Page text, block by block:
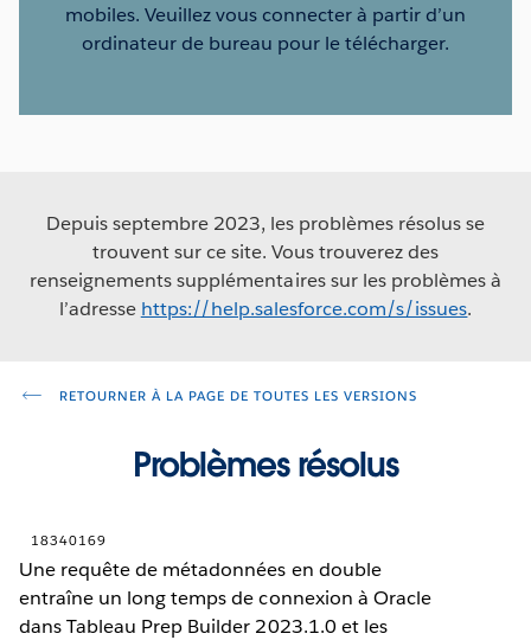
mobiles. Veuillez vous connecter à partir d’un
ordinateur de bureau pour le télécharger.
Depuis septembre 2023, les problèmes résolus se
trouvent sur ce site. Vous trouverez des
renseignements supplémentaires sur les problèmes à
l’adresse https://help.salesforce.com/s/issues.
RETOURNER À LA PAGE DE TOUTES LES VERSIONS
Problèmes résolus
18340169
Une requête de métadonnées en double
entraîne un long temps de connexion à Oracle
dans Tableau Prep Builder 2023.1.0 et les